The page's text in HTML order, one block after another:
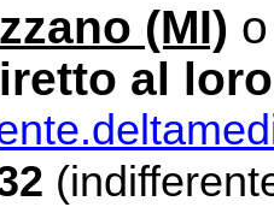
(MI)
al